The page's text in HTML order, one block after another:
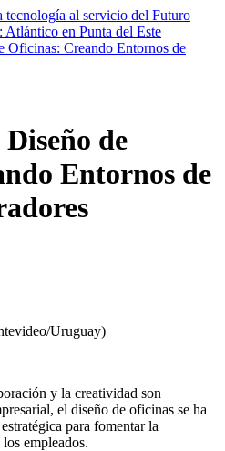
al servicio del Futuro
Atlántico en Punta del Este
Oficinas: Creando Entornos de
de
Entornos de
Uruguay)
y la creatividad son
el diseño de oficinas se ha
para fomentar la
empleados.